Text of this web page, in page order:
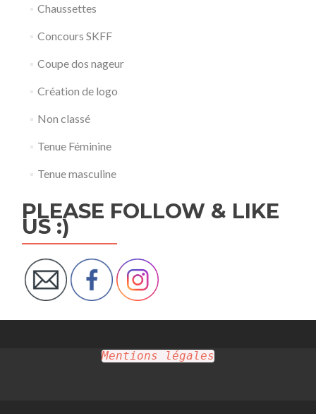
Chaussettes
Concours SKFF
Coupe dos nageur
Création de logo
Non classé
Tenue Féminine
Tenue masculine
PLEASE FOLLOW & LIKE
US :)
Mentions légales